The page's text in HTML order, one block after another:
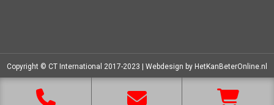
Copyright © CT International 2017-2023 | Webdesign by HetKanBeterOnline.nl